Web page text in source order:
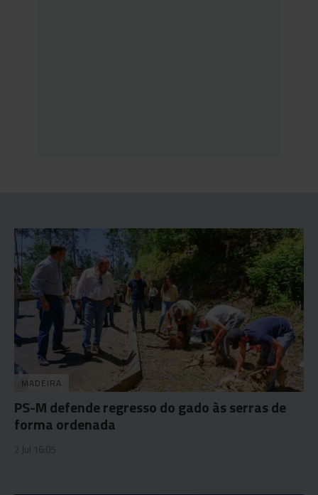
MADEIRA
PS-M defende regresso do gado às serras de
forma ordenada
2 Jul 16:05